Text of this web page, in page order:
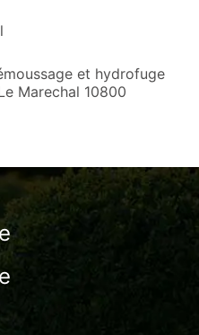
et hydrofuge
Marechal 10800